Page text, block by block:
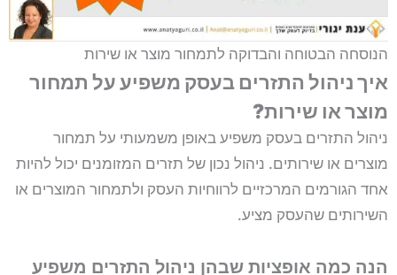
הנוסחה הבטוחה והבדוקה לתמחור מוצר או שירות
איך ניהול התזרים בעסק משפיע על תמחור
מוצר או שירות?
ניהול התזרים בעסק משפיע באופן משמעותי על תמחור
מוצרים או שירותים. ניהול נכון של תזרים המזומנים יכול להיות
אחד הגורמים המרכזיים לרווחיות העסק ולתמחור המוצרים או
השירותים שהעסק מציע.
הנה כמה אופציות שבהן ניהול התזרים משפיע